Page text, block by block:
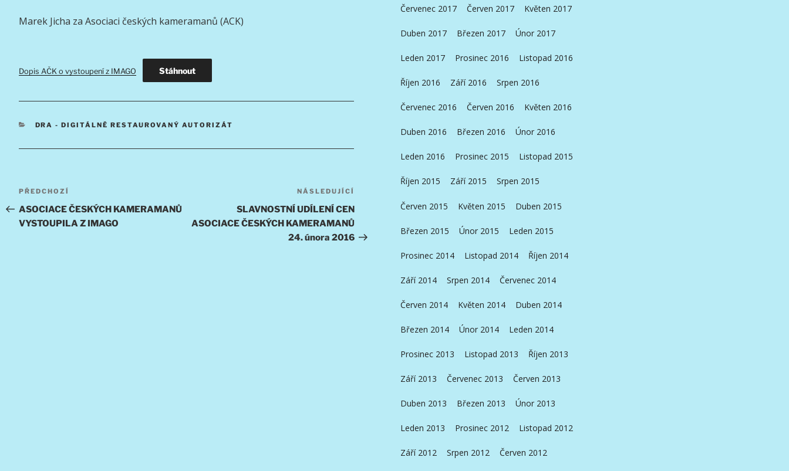
Marek Jicha za Asociaci českých kameramanů (ACK)
Dopis AČK o vystoupení z IMAGO Stáhnout
RUBRIKY
DRA - DIGITÁLNĚ RESTAUROVANÝ AUTORIZÁT
Navigace
pro
příspěvek
Předchozí
příspěvek
PŘEDCHOZÍ
ASOCIACE ČESKÝCH KAMERAMANŮ
VYSTOUPILA Z IMAGO
příspěvek
NÁSLEDUJÍCÍ
SLAVNOSTNÍ UDÍLENÍ CEN
ASOCIACE ČESKÝCH KAMERAMANŮ
24. února 2016
Červenec 2017 Červen 2017 Květen 2017
Duben 2017 Březen 2017 Únor 2017
Leden 2017 Prosinec 2016 Listopad 2016
Říjen 2016 Září 2016 Srpen 2016
Červenec 2016 Červen 2016 Květen 2016
Duben 2016 Březen 2016 Únor 2016
Leden 2016 Prosinec 2015 Listopad 2015
Říjen 2015 Září 2015 Srpen 2015
Červen 2015 Květen 2015 Duben 2015
Březen 2015 Únor 2015 Leden 2015
Prosinec 2014 Listopad 2014 Říjen 2014
Září 2014 Srpen 2014 Červenec 2014
Červen 2014 Květen 2014 Duben 2014
Březen 2014 Únor 2014 Leden 2014
Prosinec 2013 Listopad 2013 Říjen 2013
Září 2013 Červenec 2013 Červen 2013
Duben 2013 Březen 2013 Únor 2013
Leden 2013 Prosinec 2012 Listopad 2012
Září 2012 Srpen 2012 Červen 2012